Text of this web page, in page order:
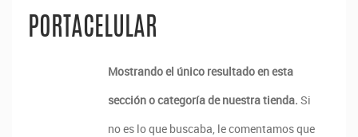
PORTACELULAR
Mostrando el único resultado en esta
sección o categoría de nuestra tienda. Si
no es lo que buscaba, le comentamos que